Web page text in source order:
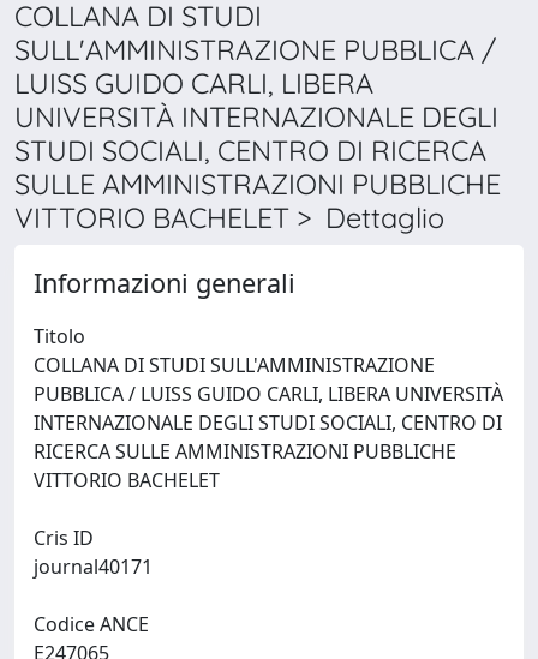
COLLANA DI STUDI
SULL'AMMINISTRAZIONE PUBBLICA /
LUISS GUIDO CARLI, LIBERA
UNIVERSITÀ INTERNAZIONALE DEGLI
STUDI SOCIALI, CENTRO DI RICERCA
SULLE AMMINISTRAZIONI PUBBLICHE
VITTORIO BACHELET > Dettaglio
Informazioni generali
Titolo
COLLANA DI STUDI SULL'AMMINISTRAZIONE
PUBBLICA / LUISS GUIDO CARLI, LIBERA UNIVERSITÀ
INTERNAZIONALE DEGLI STUDI SOCIALI, CENTRO DI
RICERCA SULLE AMMINISTRAZIONI PUBBLICHE
Cris ID
Codice ANCE